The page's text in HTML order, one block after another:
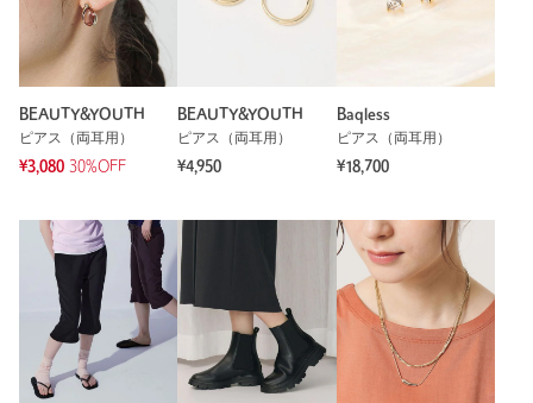
BEAUTY&YOUTH
ピアス（両耳用）
¥3,080 30%OFF
BEAUTY&YOUTH
ピアス（両耳用）
¥4,950
Baqless
ピアス（両耳用）
¥18,700